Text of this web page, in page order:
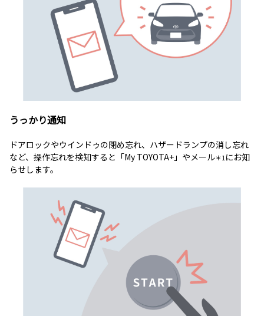
うっかり通知
ドアロックやウインドゥの閉め忘れ、ハザードランプの消し忘れ
など、操作忘れを検知すると「My TOYOTA+」やメール＊1 にお知
らせします。